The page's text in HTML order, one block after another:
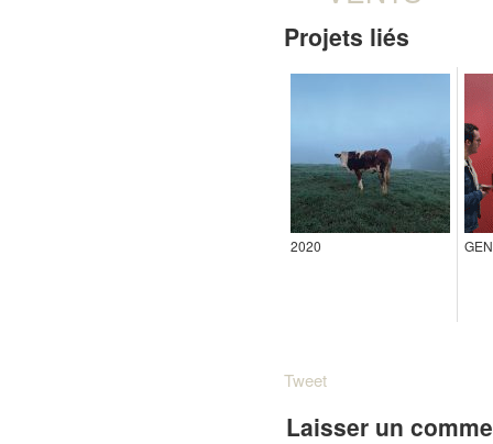
Projets liés
2020
Tweet
Laisser un